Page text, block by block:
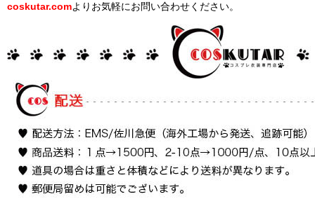
coskutar.comよりお気軽にお問い合わせください。